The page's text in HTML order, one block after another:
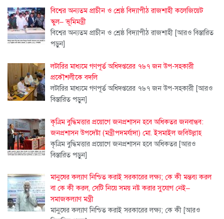
বিশ্বের অন্যতম প্রাচীন ও শ্রেষ্ঠ বিদ্যাপীঠ রাজশাহী কলেজিয়েট
স্কুল– ভূমিমন্ত্রী
বিশ্বের অন্যতম প্রাচীন ও শ্রেষ্ঠ বিদ্যাপীঠ রাজশাহী [আরও বিস্তারিত
পড়ুন]
লটারির মাধ্যমে গণপূর্ত অধিদপ্তরের ৭৬৭ জন উপ-সহকারী
প্রকৌশলীকে বদলি
লটারির মাধ্যমে গণপূর্ত অধিদপ্তরের ৭৬৭ জন উপ-সহকারী [আরও
বিস্তারিত পড়ুন]
কৃত্রিম বুদ্ধিমত্তার প্রয়োগে জনপ্রশাসন হবে অধিকতর জনবান্ধব:
জনপ্রশাসন উপদেষ্টা (মন্ত্রীপদমর্যাদা) মো. ইসমাইল জবিউল্লাহ
কৃত্রিম বুদ্ধিমত্তার প্রয়োগে জনপ্রশাসন হবে অধিকতর [আরও
বিস্তারিত পড়ুন]
মানুষের কল্যাণ নিশ্চিত করাই সরকারের লক্ষ্য; কে কী মন্তব্য করল
বা কে কী করল, সেটি নিয়ে সময় নষ্ট করার সুযোগ নেই–
সমাজকল্যাণ মন্ত্রী
মানুষের কল্যাণ নিশ্চিত করাই সরকারের লক্ষ্য; কে কী [আরও